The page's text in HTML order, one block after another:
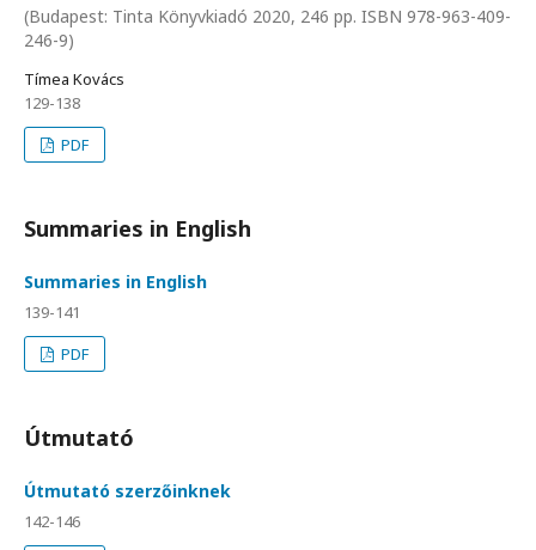
(Budapest: Tinta Könyvkiadó 2020, 246 pp. ISBN 978-963-409-
246-9)
Tímea Kovács
129-138
PDF
Summaries in English
Summaries in English
139-141
PDF
Útmutató
Útmutató szerzőinknek
142-146